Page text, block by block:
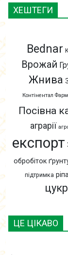
ЦЕ ЦІКАВО
ХЕШТЕГИ
Bednar
Врожай
Жнива
Контінентал
Посівна
аграрії
експорт
обробіток
підтримка